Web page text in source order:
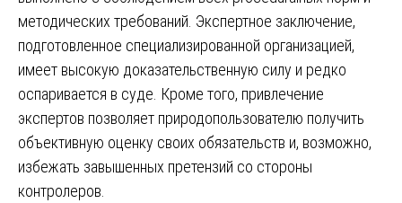
методических требований. Экспертное заключение,
подготовленное специализированной организацией,
имеет высокую доказательственную силу и редко
оспаривается в суде. Кроме того, привлечение
экспертов позволяет природопользователю получить
объективную оценку своих обязательств и, возможно,
избежать завышенных претензий со стороны
контролеров.